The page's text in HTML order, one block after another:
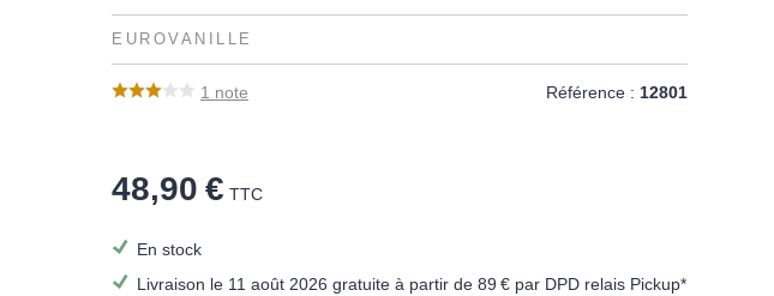
EUROVANILLE
1 note Référence : 12801
48,90 € TTC
En stock
Livraison le 11 août 2026 gratuite à partir de 89 € par DPD relais Pickup*